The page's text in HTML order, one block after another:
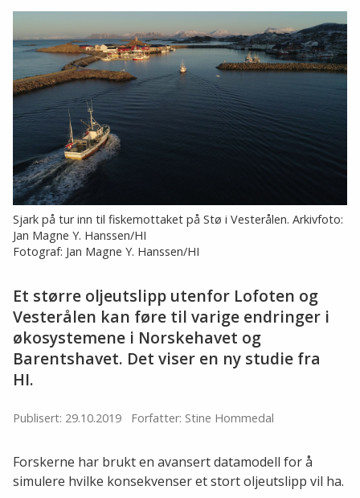
Sjark på tur inn til fiskemottaket på Stø i Vesterålen. Arkivfoto:
Jan Magne Y. Hanssen/HI
Fotograf: Jan Magne Y. Hanssen/HI
Et større oljeutslipp utenfor Lofoten og
Vesterålen kan føre til varige endringer i
økosystemene i Norskehavet og
Barentshavet. Det viser en ny studie fra
HI.
Publisert: 29.10.2019 Forfatter: Stine Hommedal
Forskerne har brukt en avansert datamodell for å
simulere hvilke konsekvenser et stort oljeutslipp vil ha.